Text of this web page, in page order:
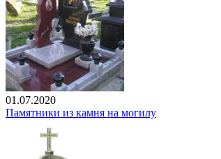
01.07.2020
Памятники из камня на могилу